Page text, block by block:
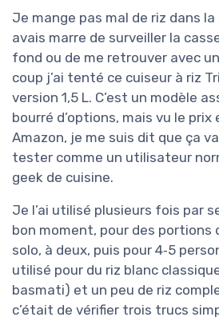
Je mange pas mal de riz dans la
avais marre de surveiller la
fond ou de me retrouver avec
coup j’ai tenté ce cuiseur à riz
version 1,5 L. C’est un modèle
bourré d’options, mais vu le prix
Amazon, je me suis dit que ça
tester comme un utilisateur
geek de cuisine.
Je l’ai utilisé plusieurs fois par
bon moment, pour des portions
solo, à deux, puis pour 4‑5
utilisé pour du riz blanc
basmati) et un peu de riz
c’était de vérifier trois trucs